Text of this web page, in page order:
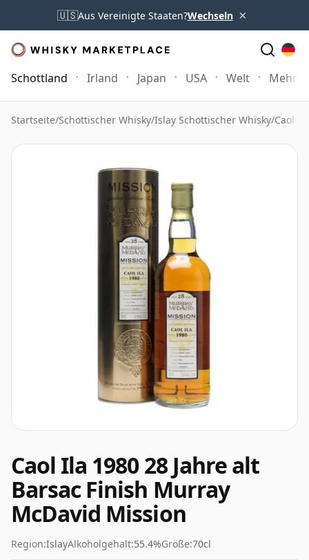
🇺🇸Aus Vereinigte Staaten?Wechseln ×
Schottland Irland Japan USA Welt Mehr
Startseite/Schottischer Whisky/Islay Schottischer Whisky/Caol
Caol Ila 1980 28 Jahre alt
Barsac Finish Murray
McDavid Mission
Region:IslayAlkoholgehalt:55.4%Größe:70cl